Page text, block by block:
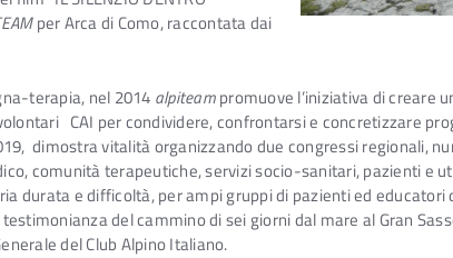
per Arca di Como, raccontata dai
terapia, nel 2014 alpiteampromuove l’iniziativa di creare
CAI per condividere, confrontarsi e concretizzare
dimostra vitalità organizzando due congressi regionali,
comunità terapeutiche, servizi socio-sanitari, pazienti e
durata e difficoltà, per ampi gruppi di pazienti ed educatori
del cammino di sei giorni dal mare al Gran
del Club Alpino Italiano.